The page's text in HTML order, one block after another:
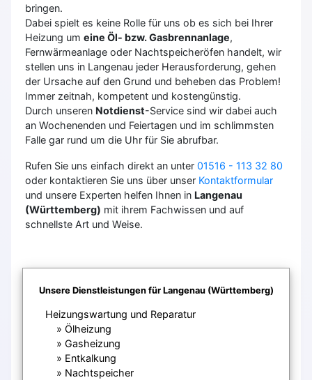
bringen.
Dabei spielt es keine Rolle für uns ob es sich bei Ihrer
Heizung um eine Öl- bzw. Gasbrennanlage,
Fernwärmeanlage oder Nachtspeicheröfen handelt, wir
stellen uns in Langenau jeder Herausforderung, gehen
der Ursache auf den Grund und beheben das Problem!
Immer zeitnah, kompetent und kostengünstig.
Durch unseren Notdienst-Service sind wir dabei auch
an Wochenenden und Feiertagen und im schlimmsten
Falle gar rund um die Uhr für Sie abrufbar.
Rufen Sie uns einfach direkt an unter 01516 - 113 32 80
oder kontaktieren Sie uns über unser Kontaktformular
und unsere Experten helfen Ihnen in Langenau
(Württemberg) mit ihrem Fachwissen und auf
schnellste Art und Weise.
Unsere Dienstleistungen für Langenau (Württemberg)
Heizungswartung und Reparatur
Ölheizung
Gasheizung
Entkalkung
Nachtspeicher